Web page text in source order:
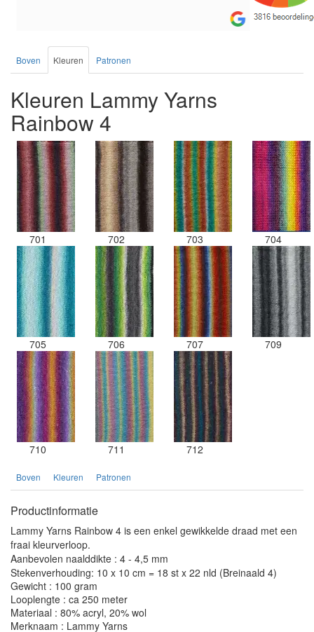
de service.
Boven Kleuren Patronen
Kleuren Lammy Yarns
Rainbow 4
701 702 703 704
705 706 707 709
710 711 712
Boven Kleuren Patronen
Productinformatie
Lammy Yarns Rainbow 4 is een enkel gewikkelde draad met een
fraai kleurverloop.
Aanbevolen naalddikte : 4 - 4,5 mm
Stekenverhouding: 10 x 10 cm = 18 st x 22 nld (Breinaald 4)
Gewicht : 100 gram
Looplengte : ca 250 meter
Materiaal : 80% acryl, 20% wol
Merknaam : Lammy Yarns